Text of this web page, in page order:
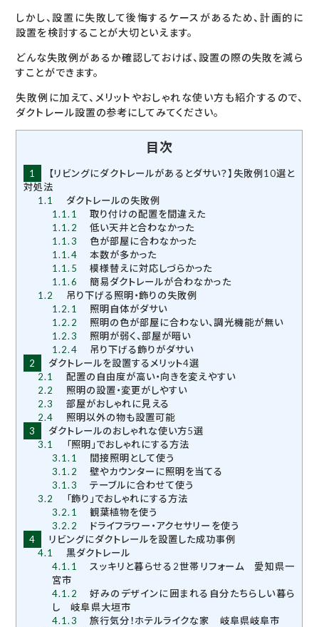
しかし、設置に失敗して後悔するケースがあるため、計画的に
設置を検討することが大切といえます。
どんな失敗例があるか確認しておけば、設置の際の失敗を減ら
すことができます。
失敗例に加えて、メリットやおしゃれな使い方も紹介するので、
ダクトレール設置の参考にしてみてください。
目次
1
【リビングにダクトレールがあるとダサい？】失敗例10選と
対処法
1.1
ダクトレールの失敗例
1.1.1
取り付けの配置を間違えた
1.1.2
低い天井と合わなかった
1.1.3
色が部屋に合わなかった
1.1.4
本数が多かった
1.1.5
模様替えに対応しづらかった
1.1.6
簡易ダクトレールが合わなかった
1.2
吊り下げる照明・飾りの失敗例
1.2.1
照明自体がダサい
1.2.2
照明の色が部屋に合わない、調光機能が無い
1.2.3
照明が弱く、部屋が暗い
1.2.4
吊り下げる飾りがダサい
2
ダクトレールを設置するメリット4選
2.1
配置の自由度が高い・向きを変えやすい
2.2
照明の設置・変更がしやすい
2.3
部屋がおしゃれに見える
2.4
照明以外の物も設置可能
3
ダクトレールのおしゃれな使い方5選
3.1
「照明」でおしゃれにする方法
3.1.1
間接照明として使う
3.1.2
壁やカウンターに照明を当てる
3.1.3
テーブルに合わせて使う
3.2
「飾り」でおしゃれにする方法
3.2.1
観葉植物を使う
3.2.2
ドライフラワー・アクセサリーを使う
4
リビングにダクトレールを設置した成功事例
4.1
黒ダクトレール
4.1.1
スッキリと暮らせる2世帯リフォーム 愛知県一
宮市
4.1.2
好みのデザインに囲まれる自分たちらしい暮ら
し 岐阜県大垣市
4.1.3
旅行気分！ホテルライクな家 岐阜県岐阜市